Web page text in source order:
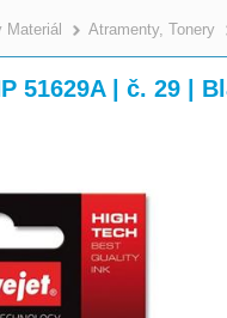
Materiál >
Atramenty, Tonery
51629A | č. 29 |